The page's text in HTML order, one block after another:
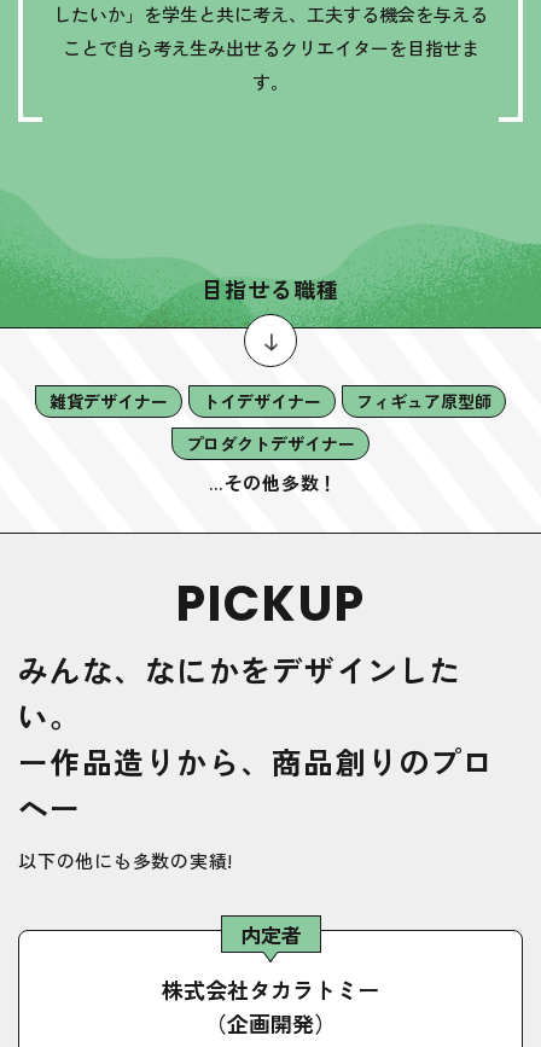
したいか」を学生と共に考え、工夫する機会を与える
ことで自ら考え生み出せるクリエイターを目指せま
す。
目指せる職種
雑貨デザイナー トイデザイナー
フィギュア原型師
プロダクトデザイナー
…その他多数！
PICKUP
みんな、なにかをデザインした
い。
ー作品造りから、商品創りのプロ
へー
以下の他にも多数の実績!
内定者
株式会社タカラトミー
（企画開発）